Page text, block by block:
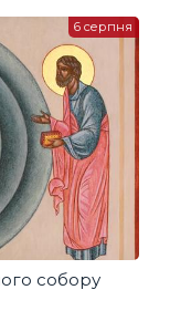
собору
6 серпня